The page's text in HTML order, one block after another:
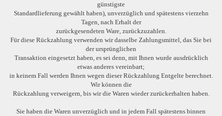
günstigste
Standardlieferung gewählt haben), unverzüglich und spätestens vierzehn
Tagen, nach Erhalt der
zurückgesendeten Ware, zurückzuzahlen.
Für diese Rückzahlung verwenden wir dasselbe Zahlungsmittel, das Sie bei
der ursprünglichen
Transaktion eingesetzt haben, es sei denn, mit Ihnen wurde ausdrücklich
etwas anderes vereinbart;
in keinem Fall werden Ihnen wegen dieser Rückzahlung Entgelte berechnet.
Wir können die
Rückzahlung verweigern, bis wir die Waren wieder zurückerhalten haben.
Sie haben die Waren unverzüglich und in jedem Fall spätestens binnen